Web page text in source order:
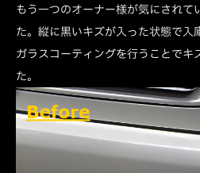
もう一つのオーナー様が気にされて
た。縦に黒いキズが入った状態で入
ガラスコーティングを行うことでキ
た。